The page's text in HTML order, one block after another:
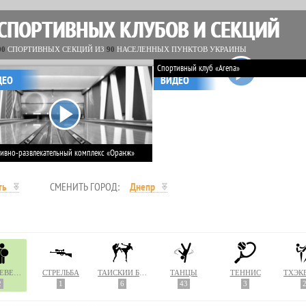
КЛУБОВ И СЕКЦИЙ
СПОРТИВНЫХ СЕКЦИЙ ИЗ 90 НАСЕЛЕННЫХ ПУНКТОВ УКРАИНЫ
развлекательный комплекс «Оранж»
Спортивный клуб «Arena»
ВИДЕО
СМЕНИТЬ ГОРОД: Днепр
СТРЕЛЬБА
1
6
ТАНЦЫ
43
ТЕННИС
3